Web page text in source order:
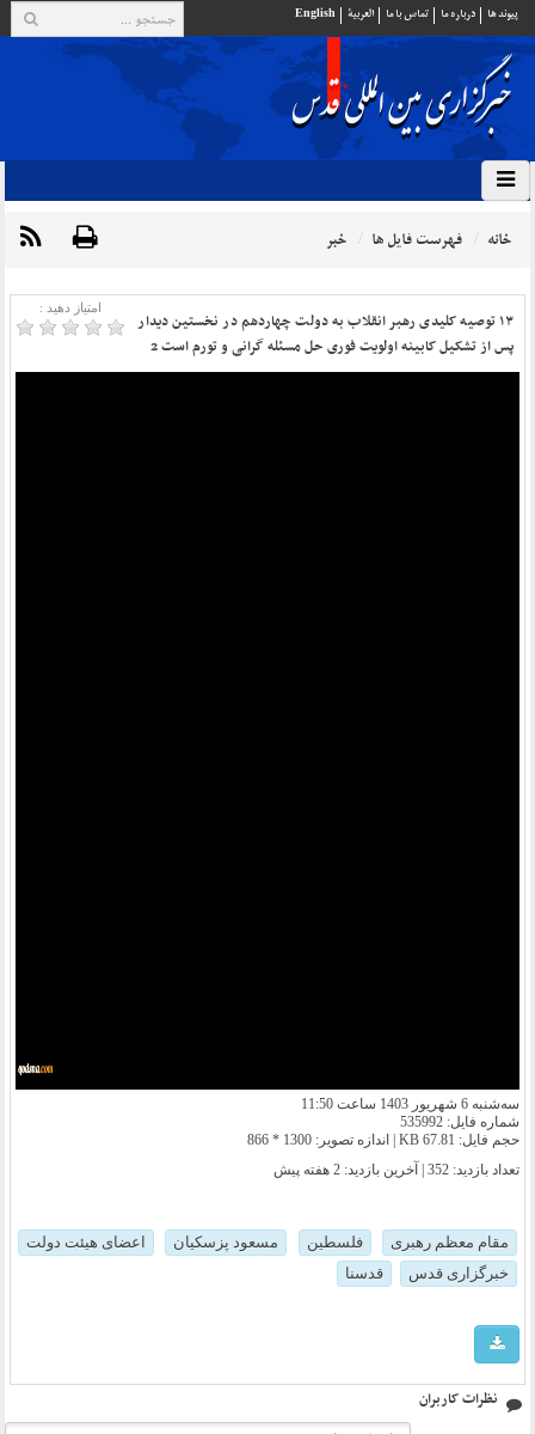
پيوند ها درباره ما تماس با ما العربية English
خانه فهرست فایل ها خبر
امتیاز دهید :
۱۳ توصیه کلیدی رهبر انقلاب به دولت چهاردهم در نخستین دیدار
پس از تشکیل کابینه اولویت فوری حل مسئله گرانی و تورم است 2
سه‌شنبه 6 شهریور 1403 ساعت 11:50
شماره فایل: 535992
حجم فایل: 67.81 KB | اندازه تصویر: 1300 * 866
تعداد بازدید: 352 | آخرین بازدید:
2 هفته پیش
مقام معظم رهبری فلسطین مسعود پزسکیان
اعضای هیئت دولت
خبرگزاری قدس
قدسنا
نظرات کاربران